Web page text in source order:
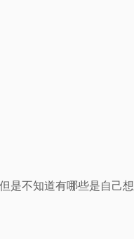
是不知道有哪些是自己想